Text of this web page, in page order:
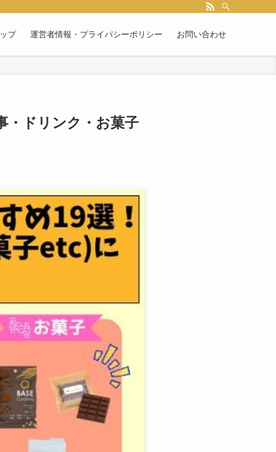
プ 運営者情報・プライパシーポリシー お問い合わせ
・ドリンク・お菓子